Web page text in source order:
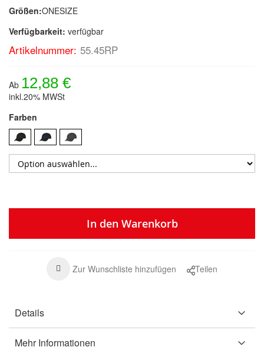
Größen:ONESIZE
Verfügbarkeit: verfügbar
Artikelnummer: 55.45RP
Ab 12,88 €
inkl.20% MWSt
Farben
In den Warenkorb
Zur Wunschliste hinzufügen Teilen
Details
Mehr Informationen